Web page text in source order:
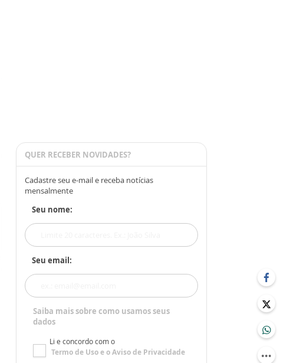
QUER RECEBER NOVIDADES?
Cadastre seu e-mail e receba notícias
mensalmente
Seu nome:
Seu email:
Saiba mais sobre como usamos seus
dados
Li e concordo com o
Termo de Usoe oAviso de Privacidade